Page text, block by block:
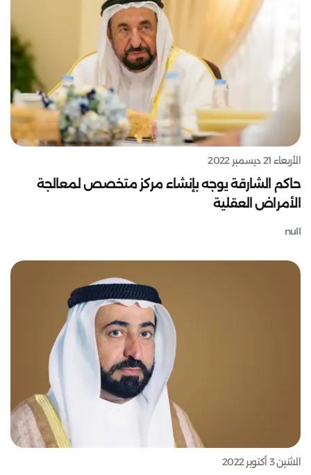
الأربعاء 21 ديسمبر 2022
حاكم الشارقة يوجه بإنشاء مركز متخصص لمعالجة
الأمراض العقلية
null
الاثنين 3 أكتوبر 2022